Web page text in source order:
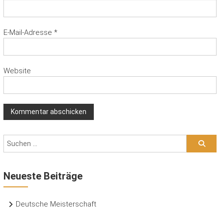
E-Mail-Adresse *
Website
Neueste Beiträge
Deutsche Meisterschaft